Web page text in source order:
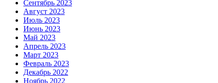
Сентябрь 2023
Август 2023
Июль 2023
Июнь 2023
Май 2023
Апрель 2023
Март 2023
Февраль 2023
Декабрь 2022
Ноябрь 2022